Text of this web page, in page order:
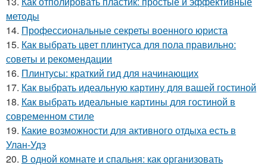
методы
14. Профессиональные секреты военного юриста
15. Как выбрать цвет плинтуса для пола правильно:
советы и рекомендации
16. Плинтусы: краткий гид для начинающих
17. Как выбрать идеальную картину для вашей гостиной
18. Как выбрать идеальные картины для гостиной в
современном стиле
19. Какие возможности для активного отдыха есть в
Улан-Удэ
20. В одной комнате и спальня: как организовать